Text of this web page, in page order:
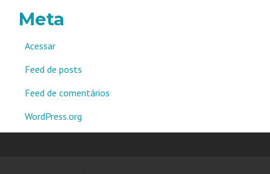
Meta
Acessar
Feed de posts
Feed de comentários
WordPress.org